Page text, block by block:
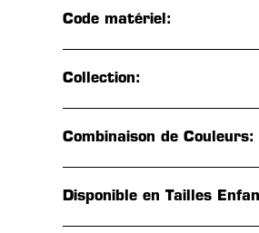
Code matériel:
Collection:
Combinaison de Couleurs:
Disponible en Tailles